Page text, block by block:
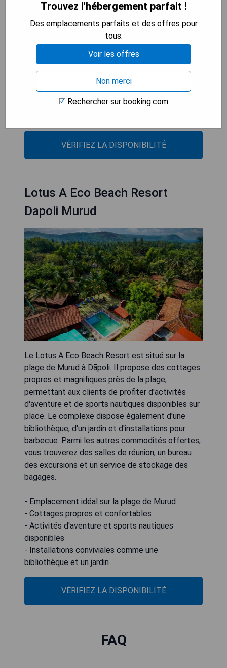
offre une réception ouverte 24h/24, des
transferts aéroport, un service d'étage et une
connexion Wi-Fi gratuite dans tout
l'établissement.
- Accès direct à une plage privée
- Parking gratuit disponible
- Court de tennis sur place
- Service d'étage pratique
VÉRIFIEZ LA DISPONIBILITÉ
Lotus A Eco Beach Resort
Dapoli Murud
Le Lotus A Eco Beach Resort est situé sur la
plage de Murud à Dāpoli. Il propose des cottages
propres et magnifiques près de la plage,
permettant aux clients de profiter d'activités
d'aventure et de sports nautiques disponibles sur
place. Le complexe dispose également d'une
bibliothèque, d'un jardin et d'installations pour
barbecue. Parmi les autres commodités offertes,
vous trouverez des salles de réunion, un bureau
des excursions et un service de stockage des
bagages.
- Emplacement idéal sur la plage de Murud
- Cottages propres et confortables
- Activités d'aventure et sports nautiques
disponibles
- Installations conviviales comme une
bibliothèque et un jardin
VÉRIFIEZ LA DISPONIBILITÉ
FAQ
Trouvez l'hébergement parfait !
Des emplacements parfaits et des offres pour
tous.
Voir les offres
Non merci
Rechercher sur booking.com